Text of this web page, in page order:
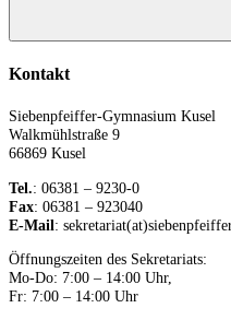
Suchen
Kontakt
Siebenpfeiffer-Gymnasium Kusel
Walkmühlstraße 9
66869 Kusel
Tel.: 06381 – 9230-0
Fax: 06381 – 923040
E-Mail:
Öffnungszeiten des Sekretariats:
Mo-Do: 7:00 – 14:00 Uhr,
Fr: 7:00 – 14:00 Uhr